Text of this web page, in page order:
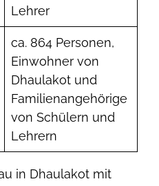
Lehrer
ca. 864 Personen,
Einwohner von
Dhaulakot und
Familienangehörige
von Schülern und
Lehrern
in Dhaulakot mit